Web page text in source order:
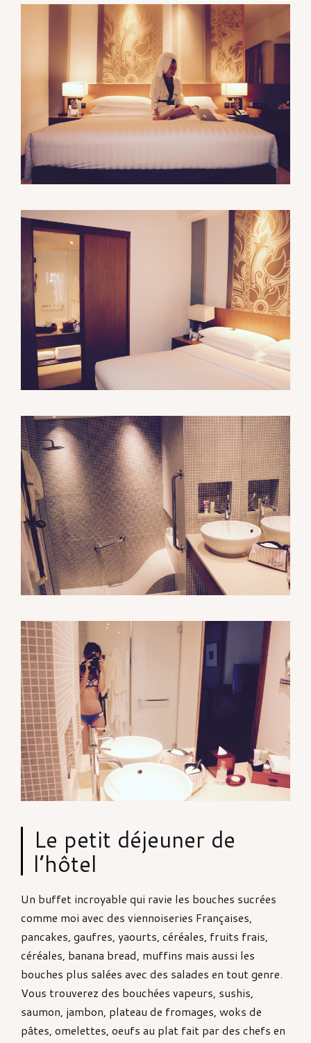
Le petit déjeuner de
l’hôtel
Un buffet incroyable qui ravie les bouches sucrées
comme moi avec des viennoiseries Françaises,
pancakes, gaufres, yaourts, céréales, fruits frais,
céréales, banana bread, muffins mais aussi les
bouches plus salées avec des salades en tout genre.
Vous trouverez des bouchées vapeurs, sushis,
saumon, jambon, plateau de fromages, woks de
pâtes, omelettes, oeufs au plat fait par des chefs en